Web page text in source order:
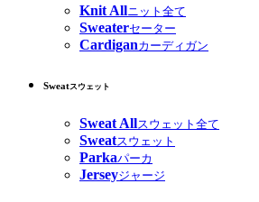
Knit Allニット全て
Sweaterセーター
Cardiganカーディガン
Sweatスウェット
Sweat Allスウェット全て
Sweatスウェット
Parkaパーカ
Jerseyジャージ